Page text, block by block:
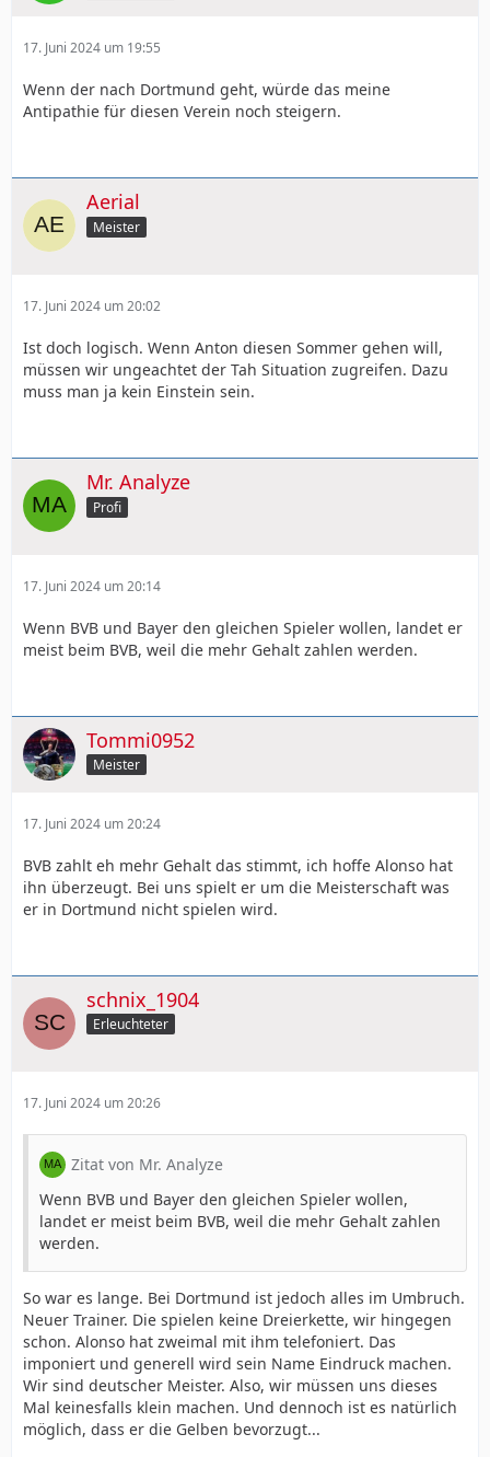
17. Juni 2024 um 19:55
Wenn der nach Dortmund geht, würde das meine
Antipathie für diesen Verein noch steigern.
Aerial
Meister
17. Juni 2024 um 20:02
Ist doch logisch. Wenn Anton diesen Sommer gehen will,
müssen wir ungeachtet der Tah Situation zugreifen. Dazu
muss man ja kein Einstein sein.
Mr. Analyze
Profi
17. Juni 2024 um 20:14
Wenn BVB und Bayer den gleichen Spieler wollen, landet er
meist beim BVB, weil die mehr Gehalt zahlen werden.
Tommi0952
Meister
17. Juni 2024 um 20:24
BVB zahlt eh mehr Gehalt das stimmt, ich hoffe Alonso hat
ihn überzeugt. Bei uns spielt er um die Meisterschaft was
er in Dortmund nicht spielen wird.
schnix_1904
Erleuchteter
17. Juni 2024 um 20:26
Zitat von Mr. Analyze
Wenn BVB und Bayer den gleichen Spieler wollen,
landet er meist beim BVB, weil die mehr Gehalt zahlen
werden.
So war es lange. Bei Dortmund ist jedoch alles im Umbruch.
Neuer Trainer. Die spielen keine Dreierkette, wir hingegen
schon. Alonso hat zweimal mit ihm telefoniert. Das
imponiert und generell wird sein Name Eindruck machen.
Wir sind deutscher Meister. Also, wir müssen uns dieses
Mal keinesfalls klein machen. Und dennoch ist es natürlich
möglich, dass er die Gelben bevorzugt...